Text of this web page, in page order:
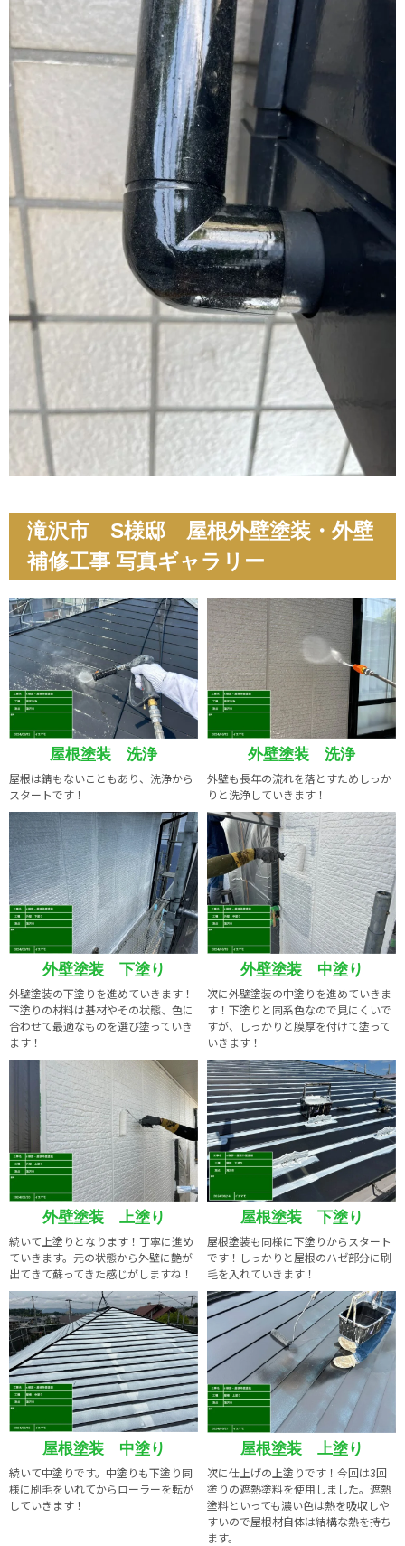
滝沢市 S様邸 屋根外壁塗装・外壁
補修工事 写真ギャラリー
屋根塗装 洗浄
屋根は錆もないこともあり、洗浄から
スタートです！
外壁塗装 洗浄
外壁も長年の流れを落とすためしっか
りと洗浄していきます！
外壁塗装 下塗り
外壁塗装の下塗りを進めていきます！
下塗りの材料は基材やその状態、色に
合わせて最適なものを選び塗っていき
ます！
外壁塗装 中塗り
次に外壁塗装の中塗りを進めていきま
す！下塗りと同系色なので見にくいで
すが、しっかりと膜厚を付けて塗って
いきます！
外壁塗装 上塗り
続いて上塗りとなります！丁寧に進め
ていきます。元の状態から外壁に艶が
出てきて蘇ってきた感じがしますね！
屋根塗装 下塗り
屋根塗装も同様に下塗りからスタート
です！しっかりと屋根のハゼ部分に刷
毛を入れていきます！
屋根塗装 中塗り
続いて中塗りです。中塗りも下塗り同
様に刷毛をいれてからローラーを転が
していきます！
屋根塗装 上塗り
次に仕上げの上塗りです！今回は3回
塗りの遮熱塗料を使用しました。遮熱
塗料といっても濃い色は熱を吸収しや
すいので屋根材自体は結構な熱を持ち
ます。